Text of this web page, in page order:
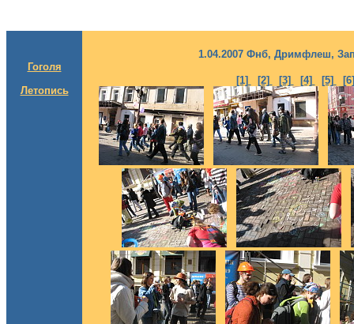
Гоголя
Летопись
1.04.2007 Фнб, Дримфлеш,
[1] [2] [3] [4] [5]